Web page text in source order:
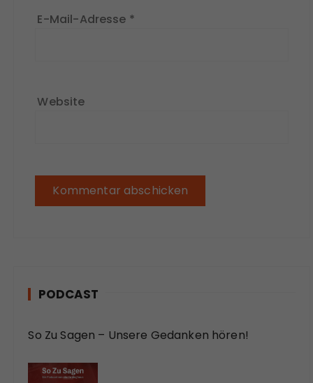
E-Mail-Adresse *
Website
PODCAST
So Zu Sagen – Unsere Gedanken hören!